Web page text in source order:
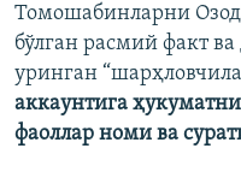
Томошабинларни
бўлган расмий факт
уринган
аккаунтига
фаоллар номи ва